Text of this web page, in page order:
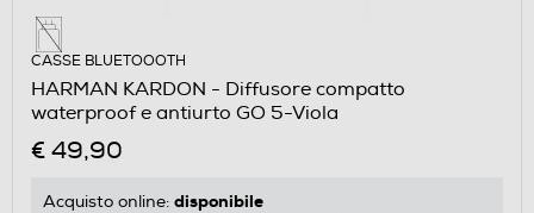
CASSE BLUETOOOTH
HARMAN KARDON - Diffusore compatto
waterproof e antiurto GO 5-Viola
€ 49,90
Acquisto online: disponibile